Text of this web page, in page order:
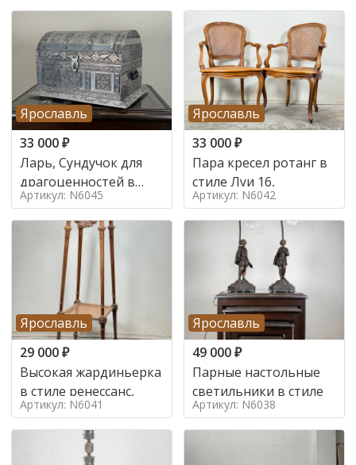
Ярославль
33 000₽
Ларь, Сундучок для
драгоценностей в
стиле
Артикул: N6045
Ярославль
33 000₽
Пара кресел ротанг в
стиле Луи 16,
Артикул: N6042
Ярославль
29 000₽
Высокая жардиньерка
в стиле ренессанс,
Артикул: N6041
Ярославль
49 000₽
Парные настольные
светильники в стиле
Артикул: N6038